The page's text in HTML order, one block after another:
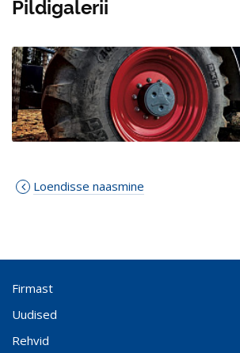
Pildigalerii
Loendisse naasmine
Firmast
Uudised
Rehvid